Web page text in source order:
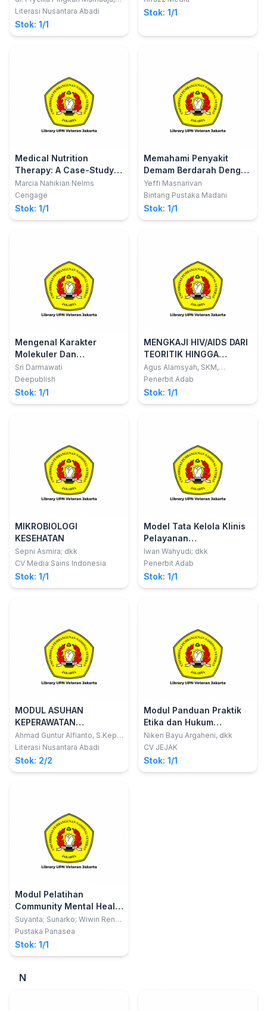
M.Kes.
Literasi Nusantara Abadi
Stok: 1/1
Stok: 1/1
Medical Nutrition
Therapy: A Case-Study
Approach
Marcia Nahikian Nelms
Cengage
Stok: 1/1
Memahami Penyakit
Demam Berdarah Dengue
Di Sumatera Barat
Yeffi Masnarivan
Bintang Pustaka Madani
Stok: 1/1
Mengenal Karakter
Molekuler Dan
Imunogenesitas Flagella
Salmonella Typhi
Penyebab Demam Tifoid
Sri Darmawati
Deepublish
Stok: 1/1
MENGKAJI HIV/AIDS DARI
TEORITIK HINGGA
PRAKTIK
Agus Alamsyah, SKM,
M.Kes,dkk
Penerbit Adab
Stok: 1/1
MIKROBIOLOGI
KESEHATAN
Sepni Asmira; dkk
CV Media Sains Indonesia
Stok: 1/1
Model Tata Kelola Klinis
Pelayanan
KeperawatanIntegratif
Profesional (Inpro) Dalam
Gedung Puskesmas
Iwan Wahyudi; dkk
Penerbit Adab
Stok: 1/1
MODUL ASUHAN
KEPERAWATAN
KESEHATAN JIWA
Ahmad Guntur Alfianto, S.Kep.,
Ners., M.Kep.; Miftakhul Ulfa,
Literasi Nusantara Abadi
Stok: 2/2
Modul Panduan Praktik
Etika dan Hukum
Kesehatan
Niken Bayu Argaheni, dkk
CV JEJAK
Stok: 1/1
Modul Pelatihan
Community Mental Health
Nursing
Suyanta; Sunarko; Wiwin Reny
Rahmawati; Moh. Hanafi.
Pustaka Panasea
Stok: 1/1
N